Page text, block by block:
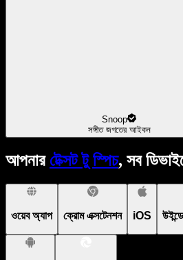
Snoop
সঙ্গীত জগতের আইকন
আপনার টেক্সট টু স্পিচ, সব
ওয়েব অ্যাপ ক্রোম এক্সটেনশন iOS